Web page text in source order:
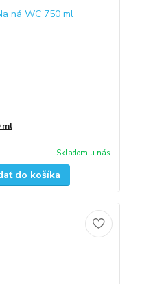
ml
Skladom u nás
do košíka